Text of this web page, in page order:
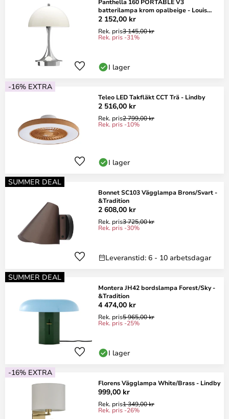
batterilampa krom opalbeige - Louis
Poulsen
2 152,00 kr
Rek. pris3 145,00 kr
Rek. pris -31%
I lager
-16% EXTRA
Teleo LED Takfläkt CCT Trä - Lindby
2 516,00 kr
Rek. pris2 799,00 kr
Rek. pris -10%
I lager
SUMMER DEAL
Bonnet SC103 Vägglampa Brons/Svart -
&Tradition
2 608,00 kr
Rek. pris3 725,00 kr
Rek. pris -30%
Leveranstid: 6 - 10 arbetsdagar
SUMMER DEAL
Montera JH42 bordslampa Forest/Sky -
&Tradition
4 474,00 kr
Rek. pris5 965,00 kr
Rek. pris -25%
I lager
-16% EXTRA
Florens Vägglampa White/Brass - Lindby
999,00 kr
Rek. pris1 349,00 kr
Rek. pris -26%